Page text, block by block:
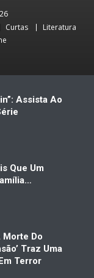
Curtas
Literatura
Assista Ao
Que Um
Morte Do
Traz Uma
Terror